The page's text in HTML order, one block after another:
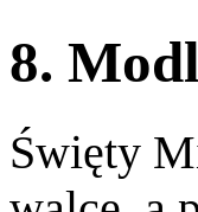
8.
Święty